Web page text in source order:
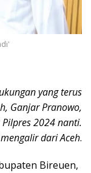
yang terus
Ganjar Pranowo,
2024 nanti.
dari Aceh.
Bireuen,